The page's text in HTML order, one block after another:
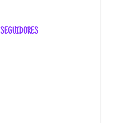
SEGUIDORES